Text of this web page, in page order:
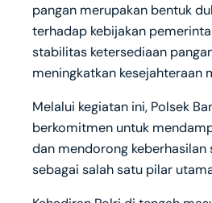
pangan merupakan bentuk
terhadap kebijakan
stabilitas ketersediaan
meningkatkan kesejahteraan
Melalui kegiatan ini, Polsek
berkomitmen untuk
dan mendorong
sebagai salah satu pilar